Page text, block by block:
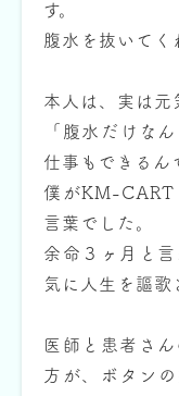
す。
腹水を抜いてく
本人は、実は元
「腹水だけな
仕事もできるん
僕がKM-CART
言葉でした。
余命３ヶ月と
気に人生を謳歌
医師と患者さ
方が、ボタン